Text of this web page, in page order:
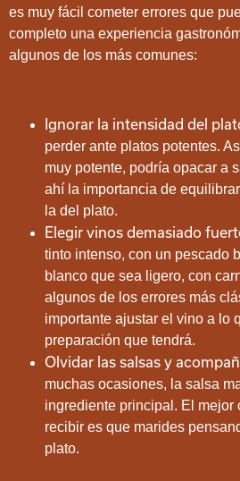
es muy fácil cometer errores que
completo una experiencia
algunos de los más comunes:
Ignorar la intensidad del
perder ante platos potentes.
muy potente, podría opacar a
ahí la importancia de
la del plato.
Elegir vinos demasiado
tinto intenso, con un pescado
blanco que sea ligero, con
algunos de los errores más
importante ajustar el vino a lo
preparación que tendrá.
Olvidar las salsas y
muchas ocasiones, la salsa
ingrediente principal. El mejor
recibir es que marides
plato.